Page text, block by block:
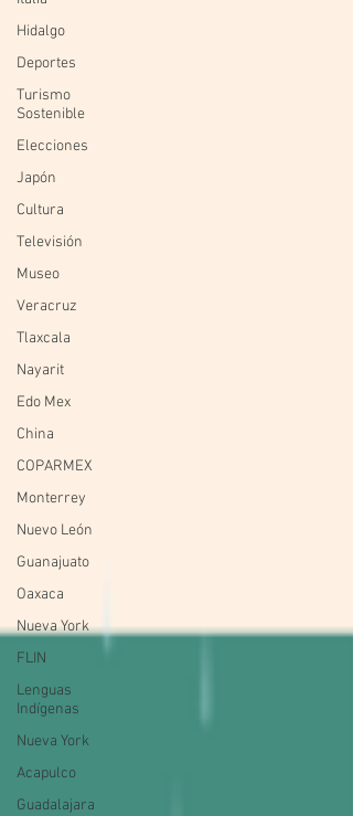
Hidalgo
Deportes
Turismo
Sostenible
Elecciones
Japón
Cultura
Televisión
Museo
Veracruz
Tlaxcala
Nayarit
Edo Mex
China
COPARMEX
Monterrey
Nuevo León
Guanajuato
Oaxaca
Nueva York
FLIN
Lenguas
Indígenas
Nueva York
Acapulco
Guadalajara